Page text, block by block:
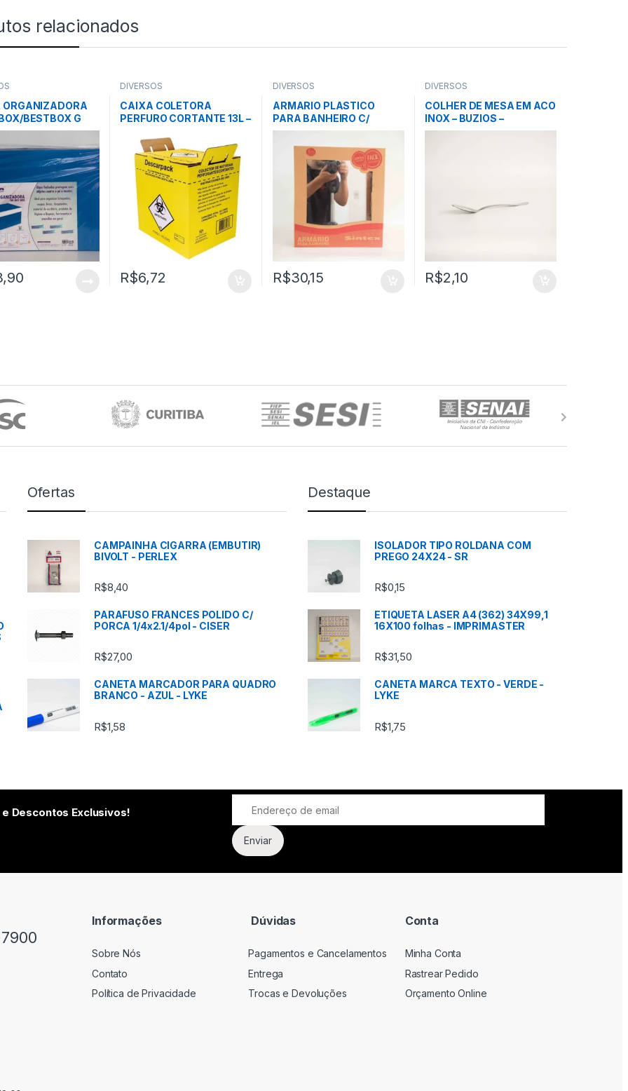
relacionados
ORGANIZADORA
BESTBOX G
– AZUL –
DIVERSOS
CAIXA COLETORA
PERFURO CORTANTE 13L –
R$6,72
DIVERSOS
ARMARIO PLASTICO
PARA BANHEIRO C/
ESPELHO 30x35x10cm –
BRANCO – SINTEX
R$30,15
DIVERSOS
COLHER DE MESA EM ACO
INOX – BUZIOS –
TRAMONTINA
R$2,10
Ofertas
CAMPAINHA CIGARRA (EMBUTIR)
BIVOLT - PERLEX
R$8,40
PARAFUSO FRANCES POLIDO C/
PORCA 1/4x2.1/4pol - CISER
R$27,00
CANETA MARCADOR PARA QUADRO
BRANCO - AZUL - LYKE
R$1,58
Destaque
ISOLADOR TIPO ROLDANA COM
PREGO 24X24 - SR
R$0,15
ETIQUETA LASER A4 (362) 34X99,1
16X100 folhas - IMPRIMASTER
R$31,50
CANETA MARCA TEXTO - VERDE -
LYKE
R$1,75
Descontos Exclusivos!
Informações
Sobre Nós
Contato
Política de Privacidade
Dúvidas
Pagamentos e Cancelamentos
Entrega
Trocas e Devoluções
Conta
Minha Conta
Rastrear Pedido
Orçamento Online